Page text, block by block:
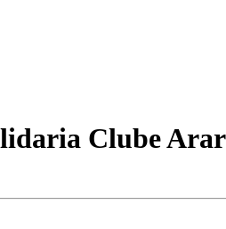
Clube